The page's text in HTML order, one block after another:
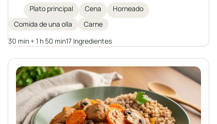
pimiento en conserva, todo guisado en una
aromática y ligeramente ácida salsa de tomate. Ideal
para una comida familiar o una fiesta, servido con
ñoquis, bolas de patata, trigo sarraceno o patatas.
Plato principal Cena
Horneado
Comida de una olla
Carne
30 min + 1 h 50 min17 Ingredientes